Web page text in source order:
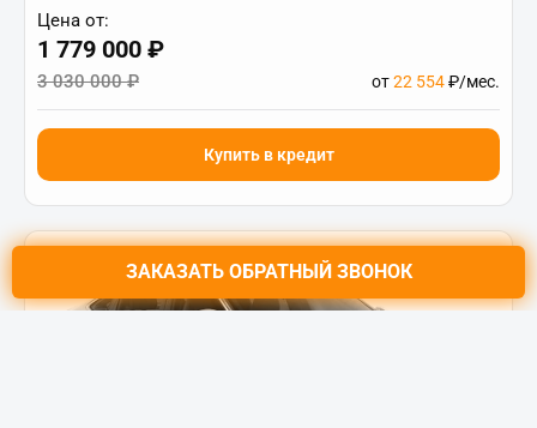
Цена от:
1 779 000 ₽
3 030 000 ₽ от22 554₽/мес.
Купить в кредит
ЗАКАЗАТЬ ОБРАТНЫЙ ЗВОНОК